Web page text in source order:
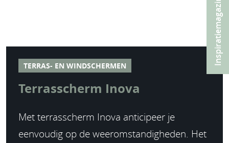
TERRAS- EN WINDSCHERMEN
Terrasscherm Inova
Met terrasscherm Inova anticipeer je
eenvoudig op de weeromstandigheden. Het
Inspiratiemagazine